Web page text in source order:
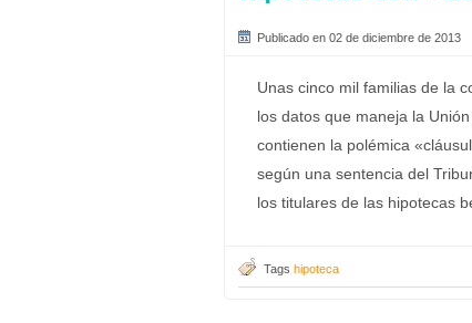
Publicado en 02 de diciembre de 2013
Unas cinco mil familias de la
los datos que maneja la
contienen la polémica
según una sentencia del
los titulares de las hipotecas
Tags hipoteca